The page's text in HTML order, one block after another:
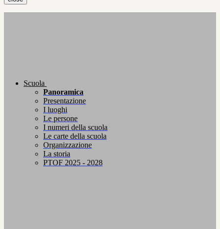
Scuola
Panoramica
Presentazione
I luoghi
Le persone
I numeri della scuola
Le carte della scuola
Organizzazione
La storia
PTOF 2025 - 2028